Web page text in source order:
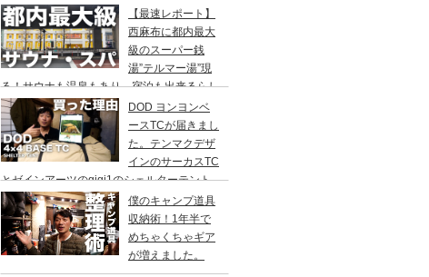
めちゃくちゃ疲れたぞ。
【最速レポート】
西麻布に都内最大
級のスーパー銭
湯”テルマー湯”現
る！サウナも温泉もあり、宿泊も出来るらし
い♪
DOD ヨンヨンベ
ースTCが届きまし
た。テンマクデザ
インのサーカスTC
とゼインアーツのgigi1のシェルターテント
と比較検討をし、購入に至った理由。
僕のキャンプ道具
収納術！1年半で
めちゃくちゃギア
が増えました。